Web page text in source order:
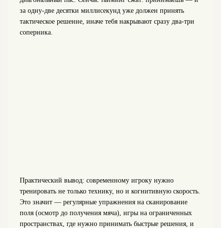
за одну-две десятки миллисекунд уже должен принять
тактическое решение, иначе тебя накрывают сразу два-три
соперника.
Практический вывод: современному игроку нужно
тренировать не только технику, но и когнитивную скорость.
Это значит — регулярные упражнения на сканирование
поля (осмотр до получения мяча), игры на ограниченных
пространствах, где нужно принимать быстрые решения, и